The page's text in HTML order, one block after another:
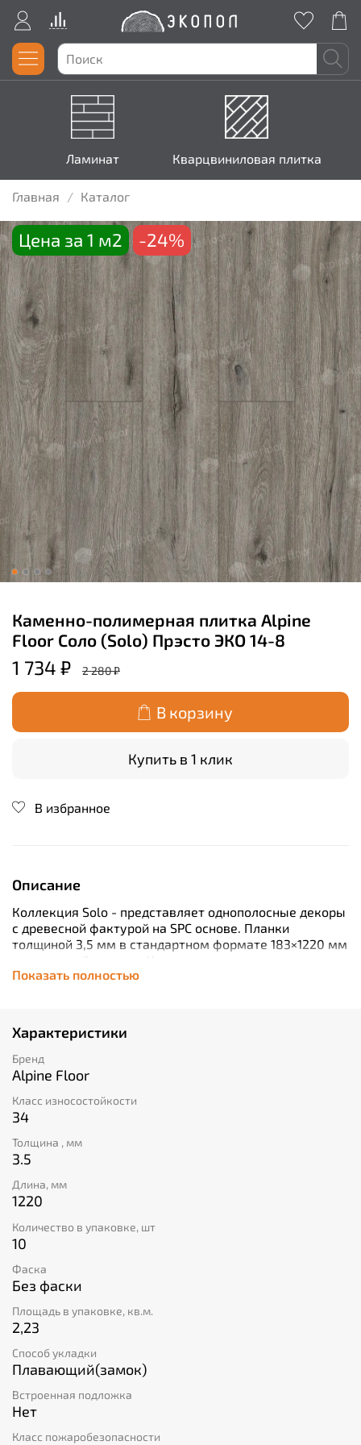
Ламинат Кварцвиниловая плитка
Главная Каталог
Цена за 1 м2 -24%
Каменно-полимерная плитка Alpine
Floor Соло (Solo) Прэсто ЭКО 14-8
1 734 ₽ 2 280 ₽
В корзину
Купить в 1 клик
В избранное
Описание
Коллекция Solo - представляет однополосные декоры
с древесной фактурой на SPC основе. Планки
толщиной 3,5 мм в стандартном формате 183×1220 мм
на замковой системе Клик укладываются плавающим
способом. Защитный слой 0.3 мм способен
Показать полностью
Характеристики
Бренд
Alpine Floor
Класс износостойкости
34
Толщина , мм
3.5
Длина, мм
1220
Количество в упаковке, шт
10
Фаска
Без фаски
Площадь в упаковке, кв.м.
2,23
Способ укладки
Плавающий(замок)
Встроенная подложка
Нет
Класс пожаробезопасности